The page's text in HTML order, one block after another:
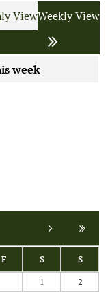
ViewWeekly View
week
F S
S
1
2